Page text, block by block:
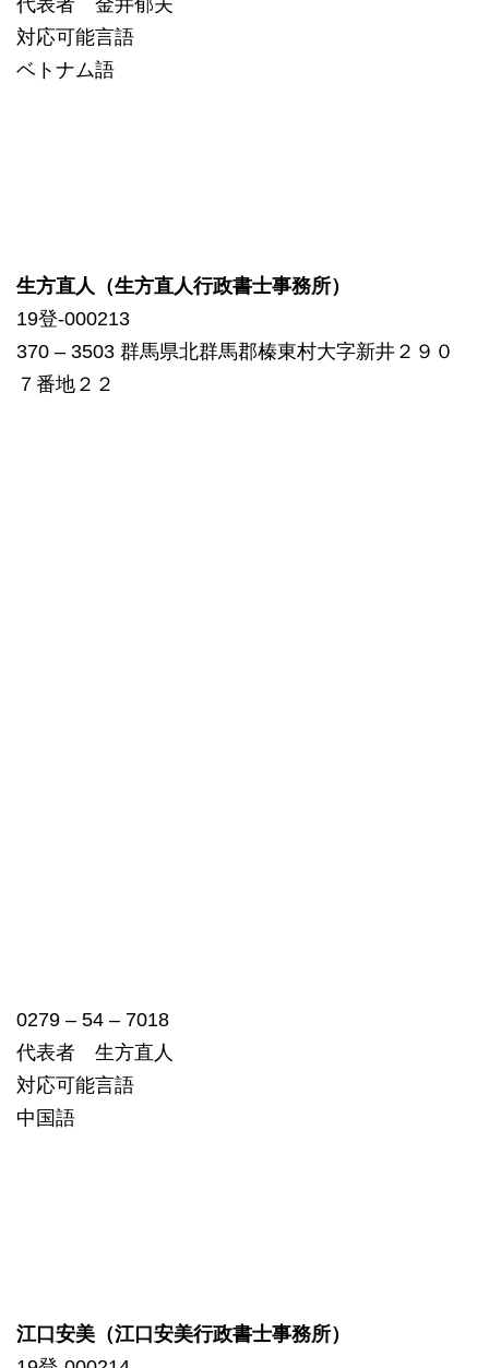
代表者 金井郁夫
対応可能言語
ベトナム語
生方直人（生方直人行政書士事務所）
19登-000213
370 – 3503 群馬県北群馬郡榛東村大字新井２９０
７番地２２
0279 – 54 – 7018
代表者 生方直人
対応可能言語
中国語
江口安美（江口安美行政書士事務所）